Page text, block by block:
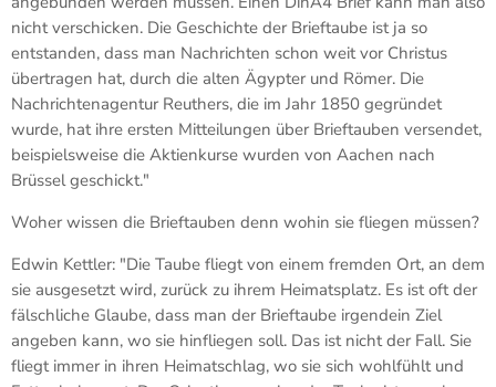
nicht verschicken. Die Geschichte der Brieftaube ist ja so
entstanden, dass man Nachrichten schon weit vor Christus
übertragen hat, durch die alten Ägypter und Römer. Die
Nachrichtenagentur Reuthers, die im Jahr 1850 gegründet
wurde, hat ihre ersten Mitteilungen über Brieftauben versendet,
beispielsweise die Aktienkurse wurden von Aachen nach
Brüssel geschickt."
Woher wissen die Brieftauben denn wohin sie fliegen müssen?
Edwin Kettler: "Die Taube fliegt von einem fremden Ort, an dem
sie ausgesetzt wird, zurück zu ihrem Heimatsplatz. Es ist oft der
fälschliche Glaube, dass man der Brieftaube irgendein Ziel
angeben kann, wo sie hinfliegen soll. Das ist nicht der Fall. Sie
fliegt immer in ihren Heimatschlag, wo sie sich wohlfühlt und